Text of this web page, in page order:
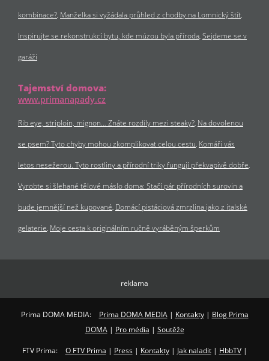
kombinace? Manželka si vyžádala průhled z chodby na Lomnický štít
Inspirujte se rekonstrukcí bytu, kde múzou byla příroda Sejdeme se v
garáži
Tajemství domova:
www.primanapady.cz
Rib eye, striploin, mignon… Znáte rozdíly mezi steaky? Na dovolenou
se psem? Tyto chyby mohou zkomplikovat celou cestu Komáři vás
letos nesežerou. Tyto rostliny a přírodní triky fungují překvapivě dobře
Vyrobte si šlehané tělové máslo doma: Stačí pár přírodních surovin a
bude jemnější než kupované Domácí pistáciová zmrzlina jako z italské
gelaterie Moje cesta k originálním ručně vyráběným šperkům
reklama
Prima DOMA MEDIA: Prima DOMA MEDIA| Kontakty| Blog Prima
DOMA| Pro média | Soutěže
FTV Prima: O FTV Prima | Press| Kontakty| Jak naladit| HbbTV|